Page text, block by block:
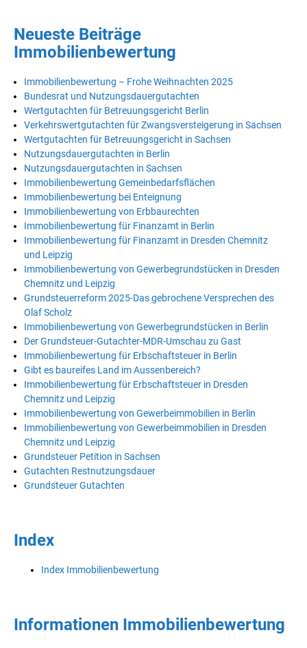
Neueste Beiträge
Immobilienbewertung
Immobilienbewertung – Frohe Weihnachten 2025
Bundesrat und Nutzungsdauergutachten
Wertgutachten für Betreuungsgericht Berlin
Verkehrswertgutachten für Zwangsversteigerung in Sachsen
Wertgutachten für Betreuungsgericht in Sachsen
Nutzungsdauergutachten in Berlin
Nutzungsdauergutachten in Sachsen
Immobilienbewertung Gemeinbedarfsflächen
Immobilienbewertung bei Enteignung
Immobilienbewertung von Erbbaurechten
Immobilienbewertung für Finanzamt in Berlin
Immobilienbewertung für Finanzamt in Dresden Chemnitz
und Leipzig
Immobilienbewertung von Gewerbegrundstücken in Dresden
Chemnitz und Leipzig
Grundsteuerreform 2025-Das gebrochene Versprechen des
Olaf Scholz
Immobilienbewertung von Gewerbegrundstücken in Berlin
Der Grundsteuer-Gutachter-MDR-Umschau zu Gast
Immobilienbewertung für Erbschaftsteuer in Berlin
Gibt es baureifes Land im Aussenbereich?
Immobilienbewertung für Erbschaftsteuer in Dresden
Chemnitz und Leipzig
Immobilienbewertung von Gewerbeimmobilien in Berlin
Immobilienbewertung von Gewerbeimmobilien in Dresden
Chemnitz und Leipzig
Grundsteuer Petition in Sachsen
Gutachten Restnutzungsdauer
Grundsteuer Gutachten
Index
Index Immobilienbewertung
Informationen Immobilienbewertung